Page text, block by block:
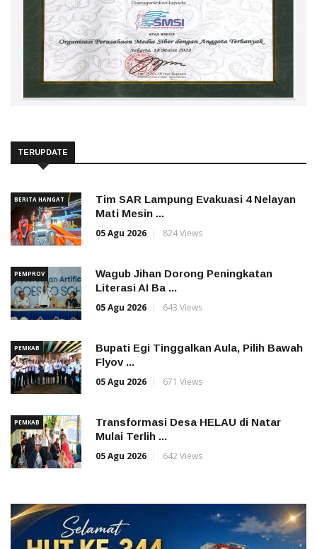
TERUPDATE
BERITA HANGAT
Tim SAR Lampung Evakuasi 4 Nelayan
Mati Mesin ...
05 Agu 2026
824 Views
PEMPROV
Wagub Jihan Dorong Peningkatan
Literasi AI Ba ...
05 Agu 2026
643 Views
PEMKAB
Bupati Egi Tinggalkan Aula, Pilih Bawah
Flyov ...
05 Agu 2026
671 Views
PEMKAB
Transformasi Desa HELAU di Natar
Mulai Terlih ...
05 Agu 2026
642 Views